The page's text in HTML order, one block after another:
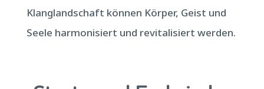
Klanglandschaft können Körper, Geist und
Seele harmonisiert und revitalisiert werden.